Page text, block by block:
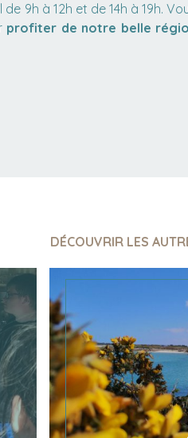
9h à 12h et de 14h à 19h.
profiter de notre belle
DÉCOUVRIR LES